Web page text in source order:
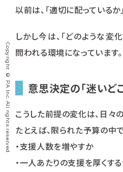
以前は、「適切に配っている
しかし今は、「どのような変
問われる環境になっています。
意思決定の「迷いど
こうした前提の変化は、日々
たとえば、限られた予算の中で
・支援人数を増やすか
・一人あたりの支援を厚くす
Copyright © PA Inc. All rights reserved.